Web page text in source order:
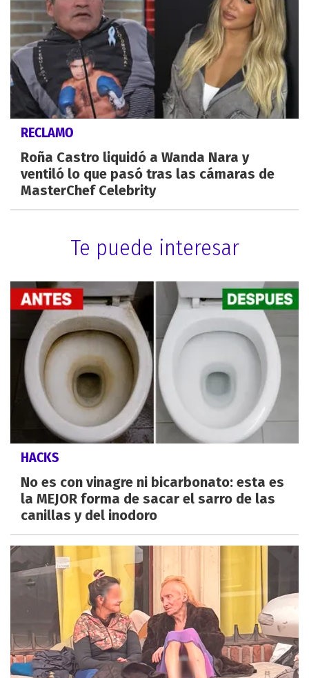
RECLAMO
Roña Castro liquidó a Wanda Nara y
ventiló lo que pasó tras las cámaras de
MasterChef Celebrity
Te puede interesar
HACKS
No es con vinagre ni bicarbonato: esta es
la MEJOR forma de sacar el sarro de las
canillas y del inodoro